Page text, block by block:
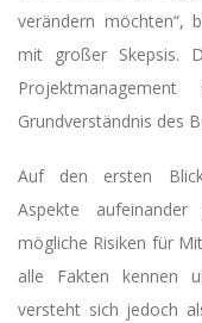
verändern möchten“,
mit großer Skepsis.
Grundverständnis des
Auf den ersten Blick
Aspekte
mögliche Risiken für
alle Fakten kennen
versteht sich jedoch